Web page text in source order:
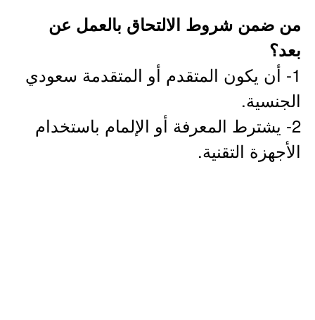
من ضمن شروط الالتحاق بالعمل عن
بعد؟
1- أن يكون المتقدم أو المتقدمة سعودي
الجنسية.
2- يشترط المعرفة أو الإلمام باستخدام
الأجهزة التقنية.